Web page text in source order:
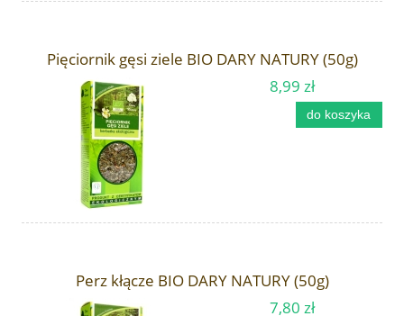
Pięciornik gęsi ziele BIO DARY NATURY (50g)
8,99 zł
do koszyka
Perz kłącze BIO DARY NATURY (50g)
7,80 zł